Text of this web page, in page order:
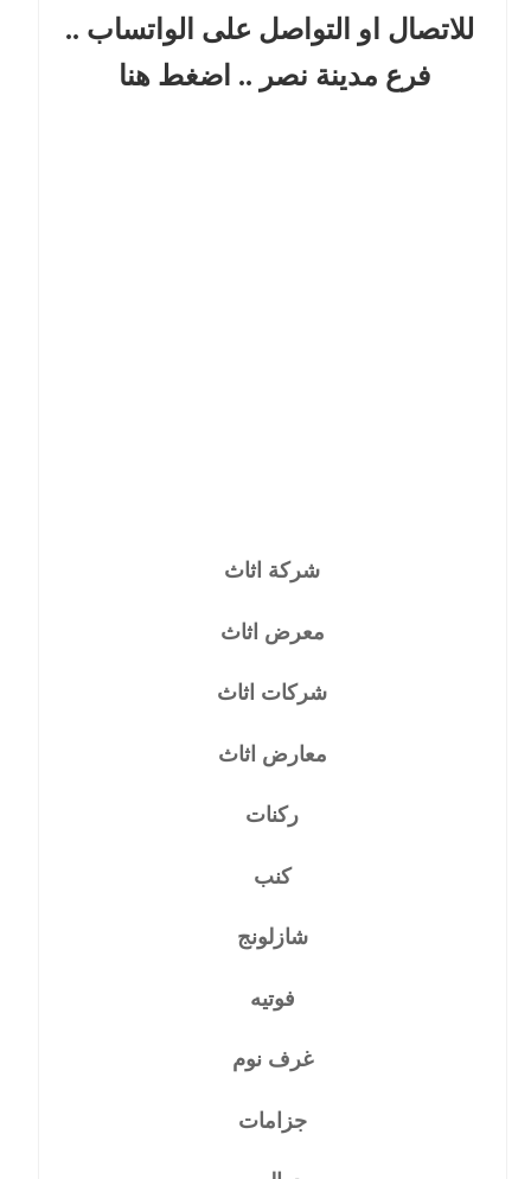
للاتصال او التواصل على الواتساب ..
فرع مدينة نصر .. اضغط هنا
شركة اثاث
معرض اثاث
شركات اثاث
معارض اثاث
ركنات
كنب
شازلونج
فوتيه
غرف نوم
جزامات